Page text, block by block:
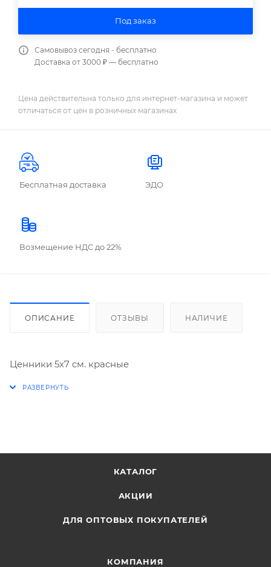
Под заказ
Самовывоз сегодня - бесплатно
Доставка от 3000 ₽ — бесплатно
Цена действительна только для интернет-магазина и может
отличаться от цен в розничных магазинах
Бесплатная доставка ЭДО
Возмещение НДС до 22%
ОПИСАНИЕ ОТЗЫВЫ НАЛИЧИЕ
Ценники 5х7 см. красные
КАТАЛОГ
АКЦИИ
ДЛЯ ОПТОВЫХ ПОКУПАТЕЛЕЙ
КОМПАНИЯ